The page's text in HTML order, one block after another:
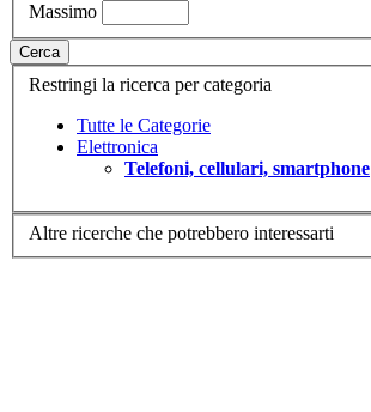
Massimo
Cerca
Restringi la ricerca per categoria
Tutte le Categorie
Elettronica
Telefoni, cellulari, smartphone
Altre ricerche che potrebbero interessarti